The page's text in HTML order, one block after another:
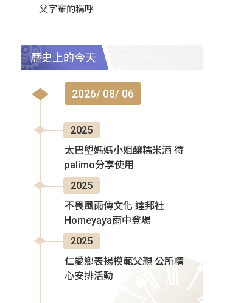
父字輩的稱呼
歷史上的今天
2026/ 08/ 06
2025
太巴塱媽媽小姐釀糯米酒 待
palimo分享使用
2025
不畏風雨傳文化 達邦社
Homeyaya雨中登場
2025
仁愛鄉表揚模範父親 公所精
心安排活動